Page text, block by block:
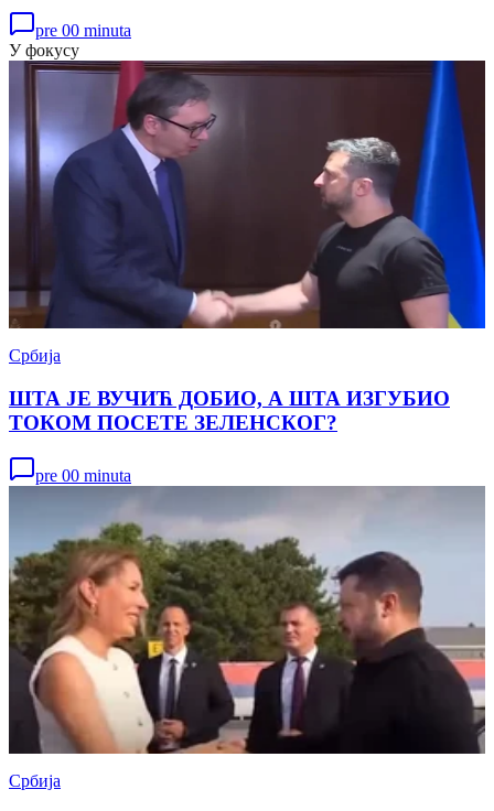
pre 00 minuta
У фокусу
Србија
ШТА ЈЕ ВУЧИЋ ДОБИО, А ШТА ИЗГУБИО
ТОКОМ ПОСЕТЕ ЗЕЛЕНСКОГ?
pre 00 minuta
Србија